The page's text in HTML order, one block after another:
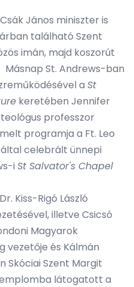
János miniszter is
található Szent
imán, majd koszorút
St. Andrews-ban
a St
keretében Jennifer
professzor
programja a Ft. Leo
celebrált ünnepi
i St Salvator's Chapel
Kiss-Rigó László
illetve Csicsó
Magyarok
vezetője és Kálmán
Skóciai Szent Margit
látogatott a